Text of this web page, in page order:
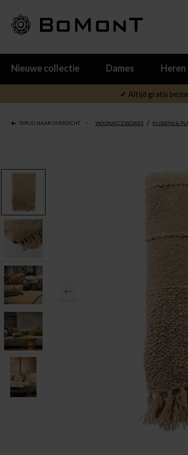
Nieuwe collectie Dames Heren
✔ Altijd gratis
TERUG NAAR OVERZICHT WOONACCESSOIRES / KUSSENS &